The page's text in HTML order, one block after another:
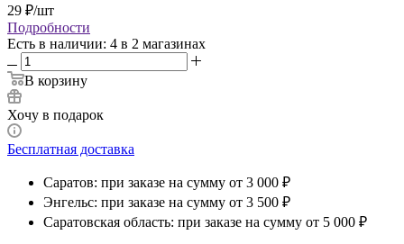
29 ₽/шт
Подробности
Есть в наличии: 4 в 2 магазинах
В корзину
Хочу в подарок
Бесплатная доставка
Саратов: при заказе на сумму от 3 000 ₽
Энгельс: при заказе на сумму от 3 500 ₽
Саратовская область: при заказе на сумму от 5 000 ₽